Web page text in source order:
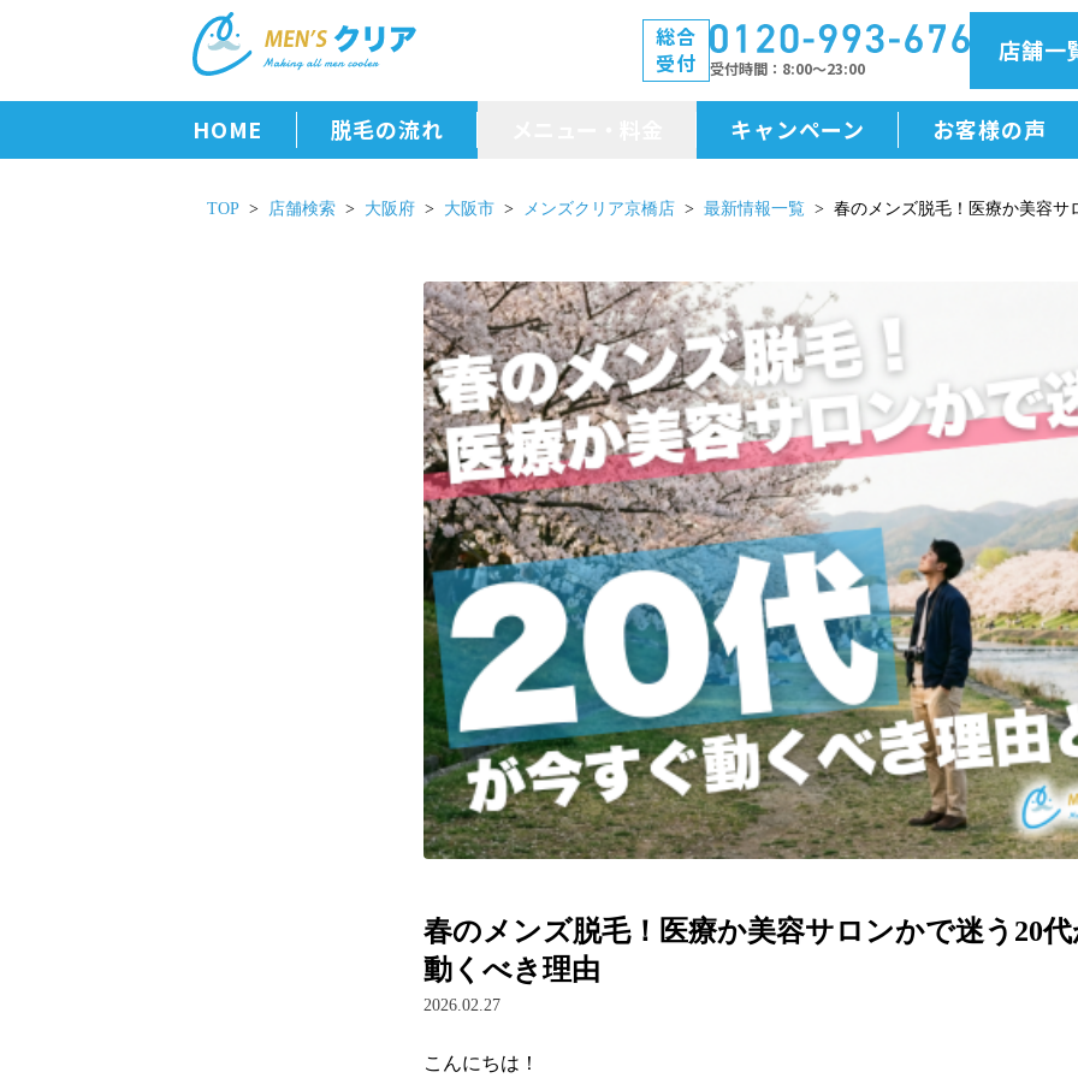
総合
受付
受付時間 8:00～23:00
店舗一
HOME 脱毛の流れ
メニュー・料金
キャンペーン お客様の声
TOP 店舗検索 大阪府 大阪市 メンズクリア京橋店 最新情報一覧 春のメンズ脱毛！医療か美容サ
春のメンズ脱毛！医療か美容サロンかで迷う20
動くべき理由
2026.02.27
こんにちは！